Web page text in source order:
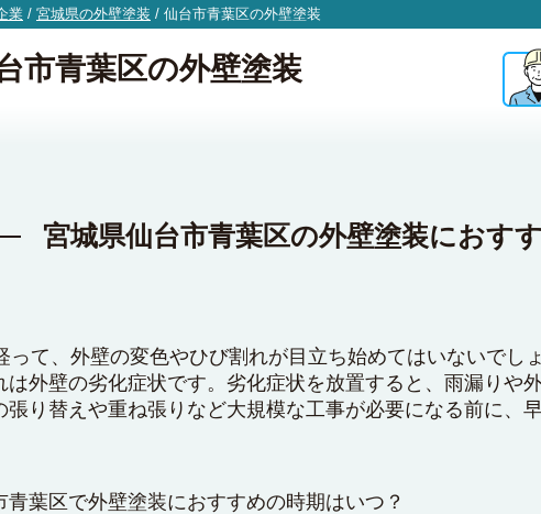
業 / 宮城県の外壁塗装 / 仙台市青葉区の外壁塗装
市青葉区の外壁塗装
宮城県仙台市青葉区の外壁塗装におす
って、外壁の変色やひび割れが目立ち始めてはいないでしょ
は外壁の劣化症状です。劣化症状を放置すると、雨漏りや
張り替えや重ね張りなど大規模な工事が必要になる前に、
青葉区で外壁塗装におすすめの時期はいつ？